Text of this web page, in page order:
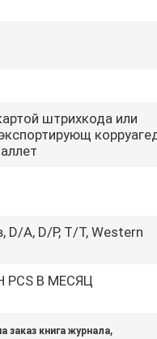
штрихкода или
D/A, D/P, T/T, Western
В МЕСЯЦ
заказ книга журнала,